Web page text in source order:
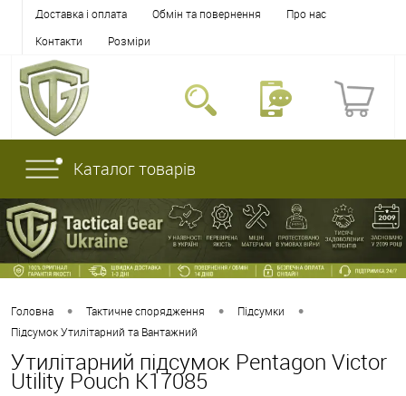
Доставка і оплата Обмін та повернення
Про нас
Контакти
Розміри
Каталог товарів
Головна • Тактичне спорядження • Підсумки •
Підсумок Утилітарний та Вантажний
Утилітарний підсумок Pentagon Victor
Utility Pouch K17085